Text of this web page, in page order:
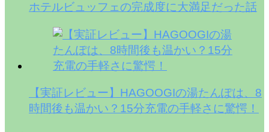
ホテルビュッフェの完成度に大満足だった話
【実証レビュー】HAGOOGIの湯たんぽは、8
時間後も温かい？15分充電の手軽さに驚愕！